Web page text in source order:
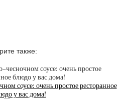
также:
соусе: очень простое ресторанное
у вас дома!